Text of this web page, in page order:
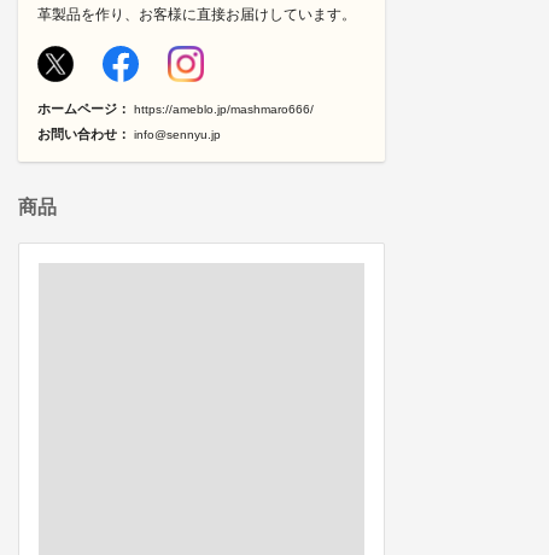
革製品を作り、お客様に直接お届けしています。
ホームページ： https://ameblo.jp/mashmaro666/
お問い合わせ： info@sennyu.jp
商品